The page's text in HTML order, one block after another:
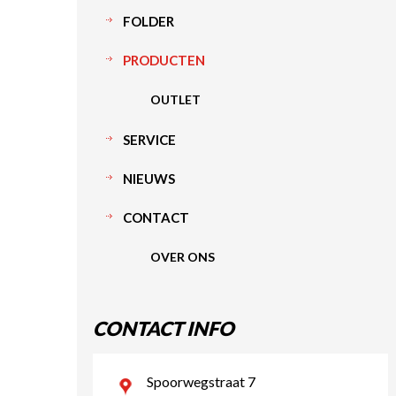
FOLDER
PRODUCTEN
OUTLET
SERVICE
NIEUWS
CONTACT
OVER ONS
CONTACT INFO
Spoorwegstraat 7